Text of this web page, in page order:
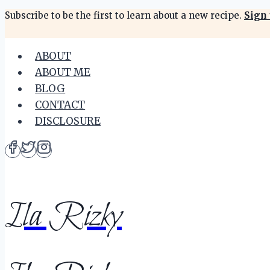
Skip
content
Subscribe to be the first to learn about a new recipe. Sign
ABOUT
ABOUT ME
BLOG
CONTACT
DISCLOSURE
Ila Rizky